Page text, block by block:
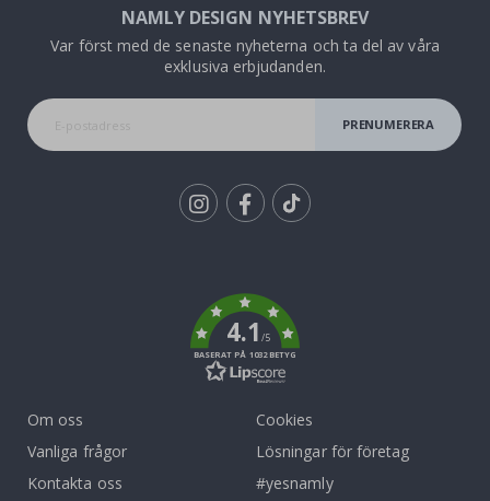
NAMLY DESIGN NYHETSBREV
Var först med de senaste nyheterna och ta del av våra
exklusiva erbjudanden.
PRENUMERERA
4.1/5
BASERAT PÅ 1032 BETYG
Om oss
Vanliga frågor
Kontakta oss
Cookies
Lösningar för företag
#yesnamly